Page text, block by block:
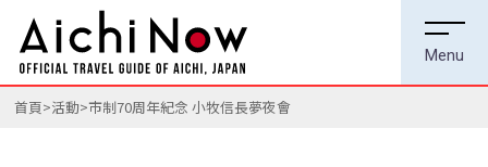
首頁 活動 市制70周年紀念 小牧信長夢夜會